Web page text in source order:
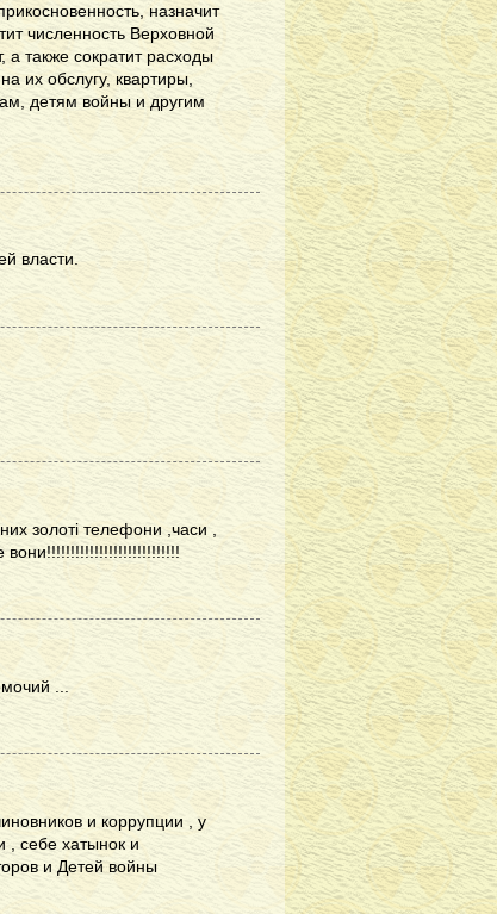
назначит
численность Верховной
а также сократит расходы
их обслугу, квартиры,
детям войны и другим
власти.
золоті телефони ,часи ,
вони!!!!!!!!!!!!!!!!!!!!!!!!!!!!
...
и коррупции , у
, себе хатынок и
и Детей войны